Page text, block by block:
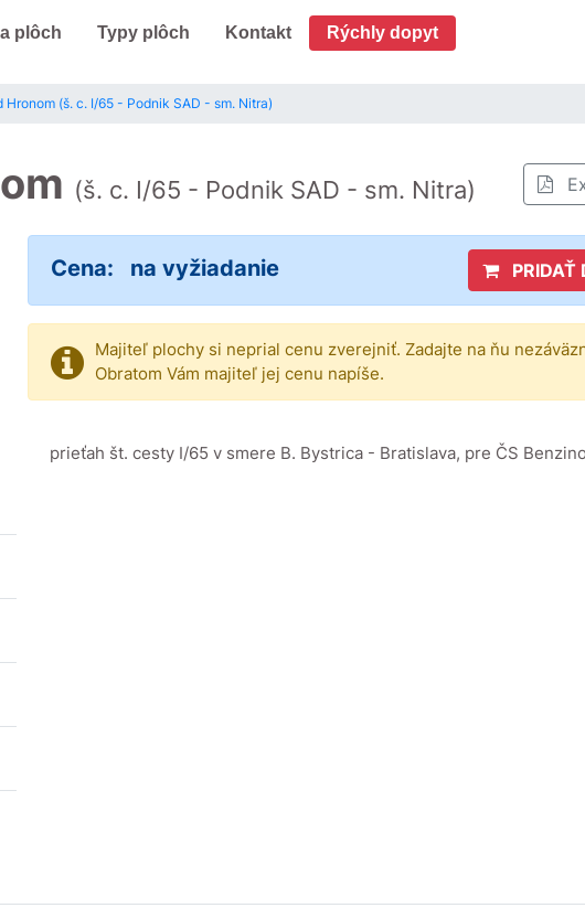
plôch Typy plôch Kontakt Rýchly dopyt
(š. c. I/65 - Podnik SAD - sm. Nitra)
(š. c. I/65 - Podnik SAD - sm. Nitra)
Cena: na vyžiadanie PRIDAŤ
Majiteľ plochy si neprial cenu zverejniť. Zadajte na ňu
Obratom Vám majiteľ jej cenu napíše.
prieťah št. cesty I/65 v smere B. Bystrica - Bratislava, pre ČS